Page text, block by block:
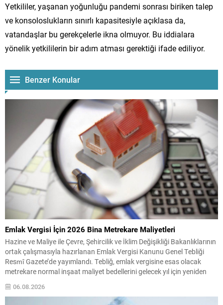
Yetkililer, yaşanan yoğunluğu pandemi sonrası biriken talep
ve konsoloslukların sınırlı kapasitesiyle açıklasa da,
vatandaşlar bu gerekçelerle ikna olmuyor. Bu iddialara
yönelik yetkililerin bir adım atması gerektiği ifade ediliyor.
Benzer Konular
Emlak Vergisi İçin 2026 Bina Metrekare Maliyetleri
Hazine ve Maliye ile Çevre, Şehircilik ve İklim Değişikliği Bakanlıklarının
ortak çalışmasıyla hazırlanan Emlak Vergisi Kanunu Genel Tebliği
Resmî Gazete’de yayımlandı. Tebliğ, emlak vergisine esas olacak
metrekare normal inşaat maliyet bedellerini gelecek yıl için yeniden
maliyetlerinin hem asgari hem de azami sınırları...
06.08.2026